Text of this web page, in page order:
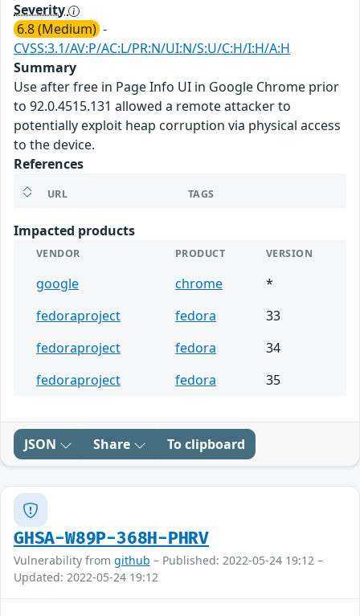
Severity
6.8 (Medium) -
CVSS:3.1/AV:P/AC:L/PR:N/UI:N/S:U/C:H/I:H/A:H
Summary
Use after free in Page Info UI in Google Chrome prior
to 92.0.4515.131 allowed a remote attacker to
potentially exploit heap corruption via physical access
to the device.
References
URL TAGS
Impacted products
VENDOR PRODUCT VERSION
google chrome
*
fedoraproject
fedora
33
fedoraproject
fedora
34
fedoraproject
fedora 35
JSON Share To clipboard
GHSA-W89P-368H-PHRV
Vulnerability from github – Published: 2022-05-24 19:12 –
Updated: 2022-05-24 19:12